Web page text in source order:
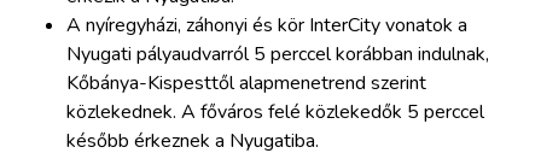
A nyíregyházi, záhonyi és kör InterCity vonatok a
Nyugati pályaudvarról 5 perccel korábban indulnak,
Kőbánya-Kispesttől alapmenetrend szerint
közlekednek. A főváros felé közlekedők 5 perccel
később érkeznek a Nyugatiba.